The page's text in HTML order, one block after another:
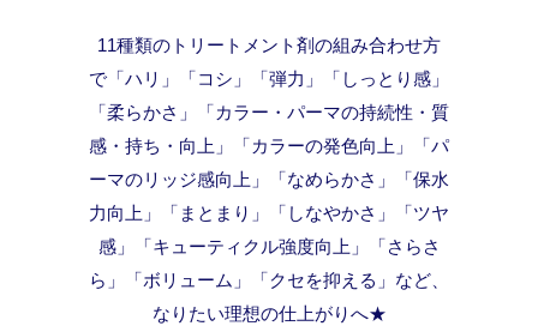
11種類のトリートメント剤の組み合わせ方
で「ハリ」「コシ」「弾力」「しっとり感」
「柔らかさ」「カラー・パーマの持続性・質
感・持ち・向上」「カラーの発色向上」「パ
ーマのリッジ感向上」「なめらかさ」「保水
力向上」「まとまり」「しなやかさ」「ツヤ
感」「キューティクル強度向上」「さらさ
ら」「ボリューム」「クセを抑える」など、
なりたい理想の仕上がりへ★